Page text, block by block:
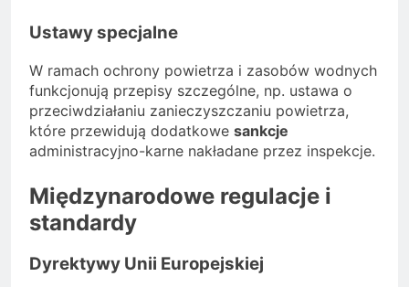
Ustawy specjalne
W ramach ochrony powietrza i zasobów wodnych
funkcjonują przepisy szczególne, np. ustawa o
przeciwdziałaniu zanieczyszczaniu powietrza,
które przewidują dodatkowe sankcje
administracyjno-karne nakładane przez inspekcje.
Międzynarodowe regulacje i
standardy
Dyrektywy Unii Europejskiej